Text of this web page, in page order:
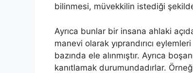
bilinmesi, müvekkilin istediği
Ayrıca bunlar bir insana ahlaki
manevi olarak yıprandırıcı
bazında ele alınmıştır. Ayrıca
kanıtlamak durumundadırlar.